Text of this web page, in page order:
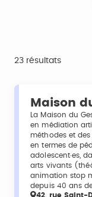
23 résultats
Maison
La Maison du
en médiation
méthodes et
en termes de
adolescent·es,
arts vivants
animation stop
depuis 40 ans
42, rue Saint-